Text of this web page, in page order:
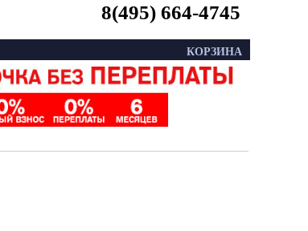
8(495) 664-4745
КОРЗИНА